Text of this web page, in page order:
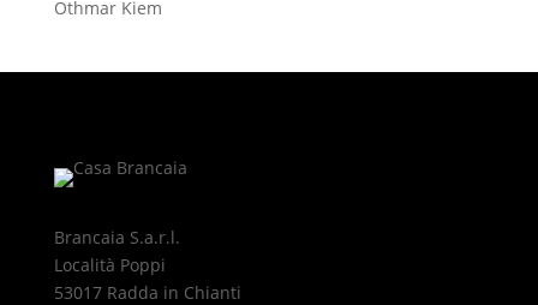
Othmar Kiem
Brancaia S.a.r.l.
Località Poppi
53017 Radda in Chianti